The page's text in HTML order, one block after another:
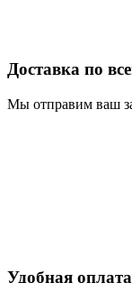
Доставка по
Мы отправим ваш
Удобная оплата